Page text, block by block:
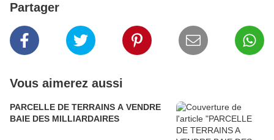
Partager
Vous aimerez aussi
PARCELLE DE TERRAINS A VENDRE
BAIE DES MILLIARDAIRES